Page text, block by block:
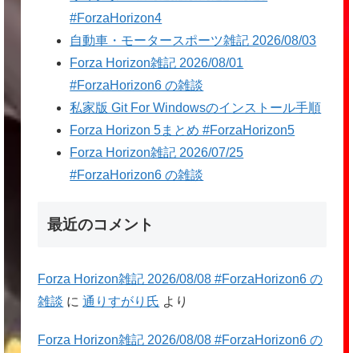
#ForzaHorizon4
自動車・モータースポーツ雑記 2026/08/03
Forza Horizon雑記 2026/08/01
#ForzaHorizon6 の雑談
私家版 Git For Windowsのインストール手順
Forza Horizon 5まとめ #ForzaHorizon5
Forza Horizon雑記 2026/07/25
#ForzaHorizon6 の雑談
最近のコメント
Forza Horizon雑記 2026/08/08 #ForzaHorizon6 の
雑談 に通りすがり氏 より
Forza Horizon雑記 2026/08/08 #ForzaHorizon6 の